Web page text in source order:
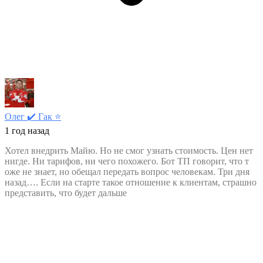
Олег ✔️ Гак ⭐️
1 год назад
Хотел внедрить Майю. Но не смог узнать стоимость. Цен нет
нигде. Ни тарифов, ни чего похожего. Бот ТП говорит, что т
оже не знает, но обещал передать вопрос человекам. Три дня
назад…. Если на старте такое отношение к клиентам, страшно
представить, что будет дальше